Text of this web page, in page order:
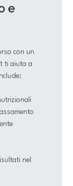
e
con un
ti aiuta a
nel